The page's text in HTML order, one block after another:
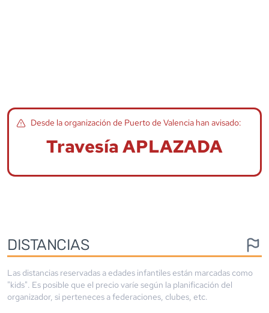
Desde la organización de Puerto de Valencia han avisado:
Travesía APLAZADA
DISTANCIAS
Las distancias reservadas a edades infantiles están marcadas como
"kids". Es posible que el precio varíe según la planificación del
organizador, si perteneces a federaciones, clubes, etc.